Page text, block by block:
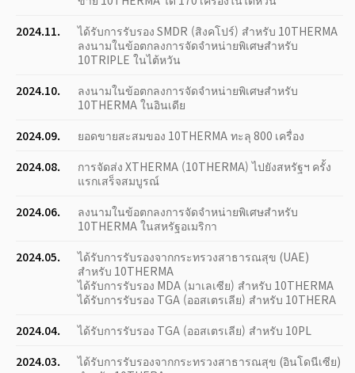
2024.11.
ได้รับการรับรอง SMDR (สิงคโปร์) สำหรับ 10THERMA
ลงนามในข้อตกลงการจัดจำหน่ายพิเศษสำหรับ
10TRIPLE ในไต้หวัน
2024.10.
ลงนามในข้อตกลงการจัดจำหน่ายพิเศษสำหรับ
10THERMA ในอินเดีย
2024.09.
ยอดขายสะสมของ 10THERMA ทะลุ 800 เครื่อง
2024.08.
การจัดส่ง XTHERMA (10THERMA) ไปยังสหรัฐฯ ครั้ง
แรกเสร็จสมบูรณ์
2024.06.
ลงนามในข้อตกลงการจัดจำหน่ายพิเศษสำหรับ
10THERMA ในสหรัฐอเมริกา
2024.05.
ได้รับการรับรองจากกระทรวงสาธารณสุข (UAE)
สำหรับ 10THERMA
ได้รับการรับรอง MDA (มาเลเซีย) สำหรับ 10THERMA
ได้รับการรับรอง TGA (ออสเตรเลีย) สำหรับ 10THERA
2024.04.
ได้รับการรับรอง TGA (ออสเตรเลีย) สำหรับ 10PL
2024.03.
ได้รับการรับรองจากกระทรวงสาธารณสุข (อินโดนีเซีย)